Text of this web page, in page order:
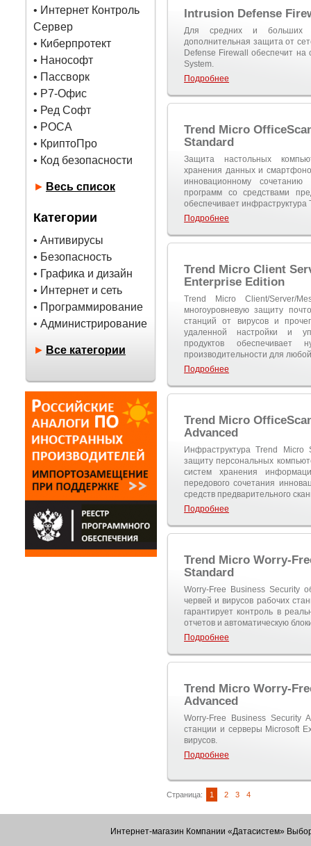
• Интернет Контроль
Сервер
• Киберпротект
• Нанософт
• Пассворк
• Р7-Офис
• Ред Софт
• РОСА
• КриптоПро
• Код безопасности
► Весь список
Категории
• Антивирусы
• Безопасность
• Графика и дизайн
• Интернет и сеть
• Программирование
• Администрирование
► Все категории
Intrusion Defense
Для средних и больших
дополнительная защита от
Defense Firewall обеспечит на
System.
Подробнее
Trend Micro
Standard
Защита настольных
хранения данных и
инновационному
программ со средствами
обеспечивает
Подробнее
Trend Micro Client
Enterprise Edition
Trend Micro Client/Server/
многоуровневую защиту
станций от вирусов и
удаленной настройки и
продуктов обеспечивает
производительности для
Подробнее
Trend Micro
Advanced
Инфраструктура Trend Micro
защиту персональных
систем хранения
передового сочетания
средств предварительного
Подробнее
Trend Micro Worry-
Standard
Worry-Free Business Security
червей и вирусов рабочих
гарантирует контроль в
отчетов и автоматическую
Подробнее
Trend Micro Worry-
Advanced
Worry-Free Business Security
станции и серверы Microsoft
вирусов.
Подробнее
Страница: 1 2 3 4
Интернет-магазин Компании «Датасистем»